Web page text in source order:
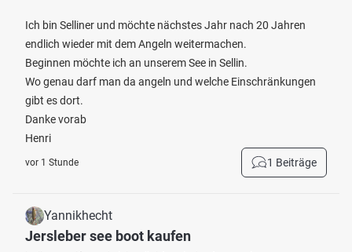
Ich bin Selliner und möchte nächstes Jahr nach 20 Jahren
endlich wieder mit dem Angeln weitermachen.
Beginnen möchte ich an unserem See in Sellin.
Wo genau darf man da angeln und welche Einschränkungen
gibt es dort.
Danke vorab
Henri
vor 1 Stunde 1 Beiträge
Yannikhecht
Jersleber see boot kaufen